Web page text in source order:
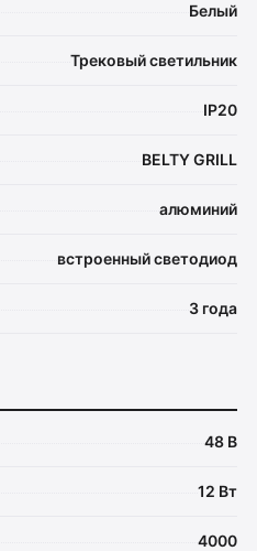
Белый
Трековый светильник
IP20
BELTY GRILL
алюминий
встроенный светодиод
3 года
48 В
12 Вт
4000